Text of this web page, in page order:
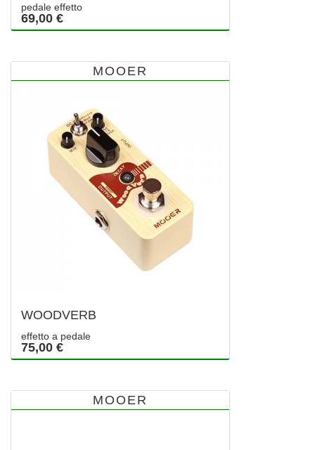
pedale effetto
69,00 €
MOOER
WOODVERB
effetto a pedale
75,00 €
MOOER